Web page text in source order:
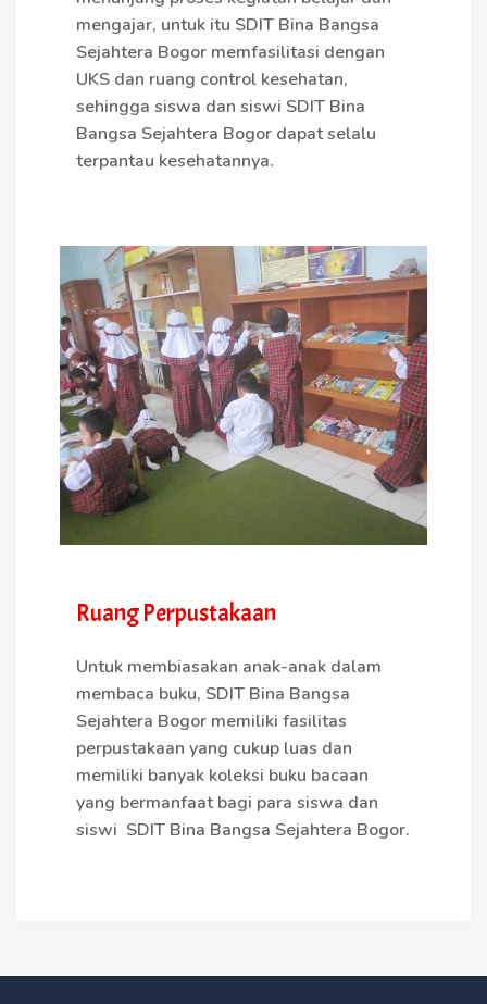
mengajar, untuk itu SDIT Bina Bangsa
Sejahtera Bogor memfasilitasi dengan
UKS dan ruang control kesehatan,
sehingga siswa dan siswi SDIT Bina
Bangsa Sejahtera Bogor dapat selalu
terpantau kesehatannya.
Ruang Perpustakaan
Untuk membiasakan anak-anak dalam
membaca buku, SDIT Bina Bangsa
Sejahtera Bogor memiliki fasilitas
perpustakaan yang cukup luas dan
memiliki banyak koleksi buku bacaan
yang bermanfaat bagi para siswa dan
siswi SDIT Bina Bangsa Sejahtera Bogor.